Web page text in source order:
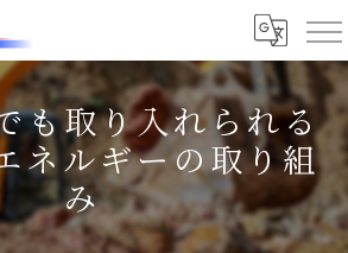
も取り入れられる
ネルギーの取り組
み